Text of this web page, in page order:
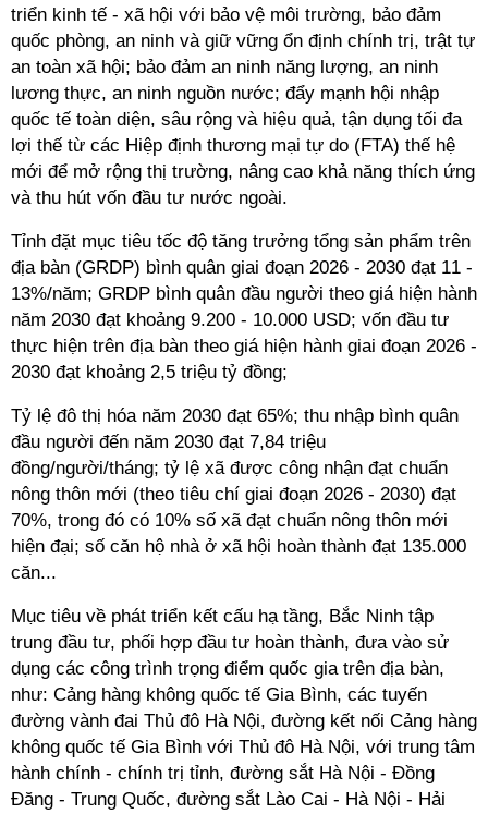
triển kinh tế - xã hội với bảo vệ môi trường, bảo đảm
quốc phòng, an ninh và giữ vững ổn định chính trị, trật tự
an toàn xã hội; bảo đảm an ninh năng lượng, an ninh
lương thực, an ninh nguồn nước; đẩy mạnh hội nhập
quốc tế toàn diện, sâu rộng và hiệu quả, tận dụng tối đa
lợi thế từ các Hiệp định thương mại tự do (FTA) thế hệ
mới để mở rộng thị trường, nâng cao khả năng thích ứng
và thu hút vốn đầu tư nước ngoài.
Tỉnh đặt mục tiêu tốc độ tăng trưởng tổng sản phẩm trên
địa bàn (GRDP) bình quân giai đoạn 2026 - 2030 đạt 11 -
13%/năm; GRDP bình quân đầu người theo giá hiện hành
năm 2030 đạt khoảng 9.200 - 10.000 USD; vốn đầu tư
thực hiện trên địa bàn theo giá hiện hành giai đoạn 2026 -
2030 đạt khoảng 2,5 triệu tỷ đồng;
Tỷ lệ đô thị hóa năm 2030 đạt 65%; thu nhập bình quân
đầu người đến năm 2030 đạt 7,84 triệu
đồng/người/tháng; tỷ lệ xã được công nhận đạt chuẩn
nông thôn mới (theo tiêu chí giai đoạn 2026 - 2030) đạt
70%, trong đó có 10% số xã đạt chuẩn nông thôn mới
hiện đại; số căn hộ nhà ở xã hội hoàn thành đạt 135.000
căn...
Mục tiêu về phát triển kết cấu hạ tầng, Bắc Ninh tập
trung đầu tư, phối hợp đầu tư hoàn thành, đưa vào sử
dụng các công trình trọng điểm quốc gia trên địa bàn,
như: Cảng hàng không quốc tế Gia Bình, các tuyến
đường vành đai Thủ đô Hà Nội, đường kết nối Cảng hàng
không quốc tế Gia Bình với Thủ đô Hà Nội, với trung tâm
hành chính - chính trị tỉnh, đường sắt Hà Nội - Đồng
Đăng - Trung Quốc, đường sắt Lào Cai - Hà Nội - Hải